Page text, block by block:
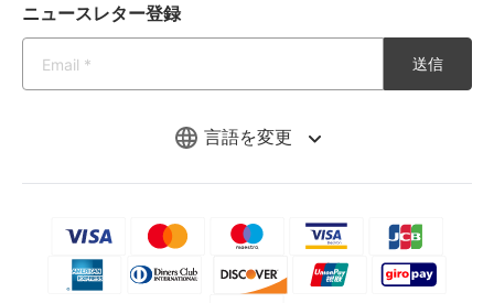
言語を変更
ニュースレター登録
送信